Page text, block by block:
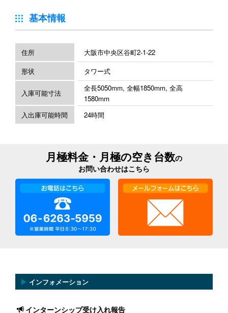
基本情報
住所
大阪市中央区谷町2-1-22
形状
タワー式
入庫可能寸法
全長5050mm, 全幅1850mm, 全高
1580mm
入出庫可能時間
24時間
月極料金・月極の空き台数の
お問い合わせはこちら
▶ インフォメーション
インターンシップ受け入れ報告